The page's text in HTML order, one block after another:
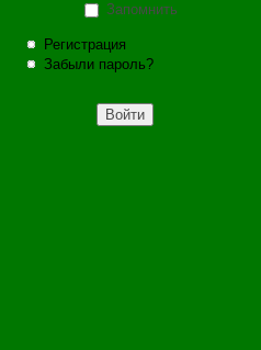
Запомнить
Регистрация
Забыли пароль?